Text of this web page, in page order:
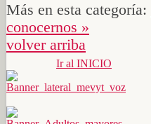
Más en esta categoría:
conocernos »
volver arriba
Ir al INICIO